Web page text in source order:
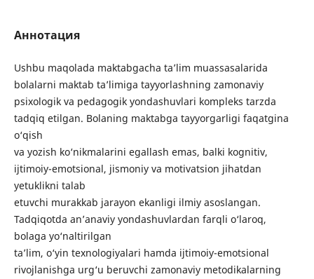
Аннотация
Ushbu maqolada maktabgacha ta’lim muassasalarida
bolalarni maktab ta’limiga tayyorlashning zamonaviy
psixologik va pedagogik yondashuvlari kompleks tarzda
tadqiq etilgan. Bolaning maktabga tayyorgarligi faqatgina
o‘qish
va yozish ko‘nikmalarini egallash emas, balki kognitiv,
ijtimoiy-emotsional, jismoniy va motivatsion jihatdan
yetuklikni talab
etuvchi murakkab jarayon ekanligi ilmiy asoslangan.
Tadqiqotda an’anaviy yondashuvlardan farqli o‘laroq,
bolaga yo‘naltirilgan
ta’lim, o‘yin texnologiyalari hamda ijtimoiy-emotsional
rivojlanishga urg‘u beruvchi zamonaviy metodikalarning